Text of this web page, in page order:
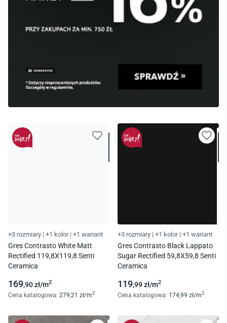
+3 rozmiary | +1 kolor | +1 wariant
Gres Contrasto White Matt
Rectified 119,8X119,8 Senti
Ceramica
169,90zł/m2
Cena katalogowa: 279 ,21 zł/m2
+3 rozmiary | +1 kolor | +1 wariant
Gres Contrasto Black Lappato
Sugar Rectified 59,8X59,8 Senti
Ceramica
119,99zł/m2
Cena katalogowa: 174,99 zł/m2